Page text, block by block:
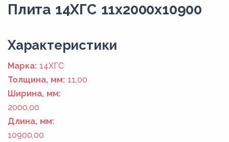
Плита 14ХГС 11x2000x10900
Xарактеристики
Марка: 14ХГС
Толщина, мм: 11,00
Ширина, мм:
2000,00
Длина, мм:
10900,00